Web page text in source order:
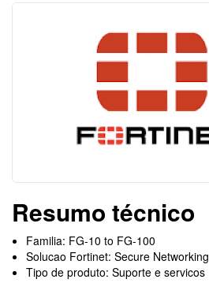
Resumo técnico
Familia: FG-10 to FG-100
Solucao Fortinet: Secure Networking
Tipo de produto: Suporte e servicos